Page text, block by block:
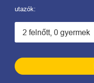
utazók: